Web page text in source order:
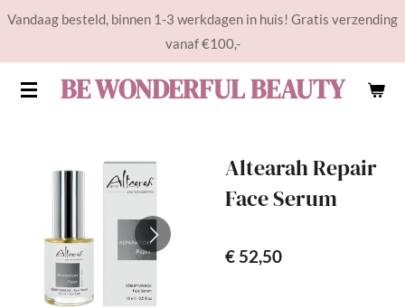
Ga
de
BE WONDERFUL BEAUTY
Vandaag besteld, binnen 1-3 werkdagen in huis! Gratis verzending
vanaf €100,-
Altearah Repair
Face Serum
€ 52,50